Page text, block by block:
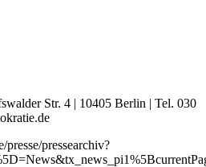
Str. 4 | 10405 Berlin | Tel. 030
pressearchiv?